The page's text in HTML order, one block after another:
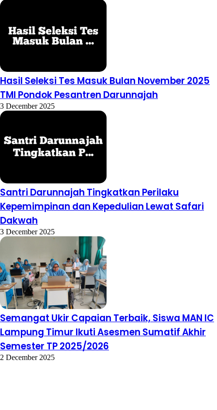
Hasil Seleksi Tes Masuk Bulan November 2025
TMI Pondok Pesantren Darunnajah
3 December 2025
Santri Darunnajah Tingkatkan Perilaku
Kepemimpinan dan Kepedulian Lewat Safari
Dakwah
3 December 2025
Semangat Ukir Capaian Terbaik, Siswa MAN IC
Lampung Timur Ikuti Asesmen Sumatif Akhir
Semester TP 2025/2026
2 December 2025